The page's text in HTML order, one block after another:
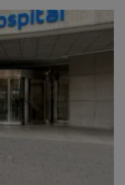
para
ya se inició
Valencia